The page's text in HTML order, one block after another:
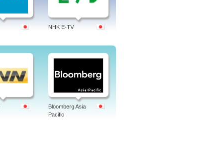
NHK E-TV
Bloomberg Asia
Pacific